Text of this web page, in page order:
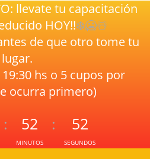
llevate tu capacitación
HOY!!❄️🥶☃️️
de que otro tome tu
lugar.
19:30 hs o 5 cupos por
ocurra primero)
: 52
MINUTOS
: 52
SEGUNDOS